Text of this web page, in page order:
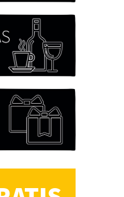
"Una
construía un
lo único
eran los amigos